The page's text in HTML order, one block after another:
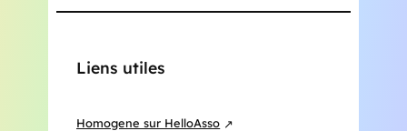
Liens utiles
Homogene sur HelloAsso